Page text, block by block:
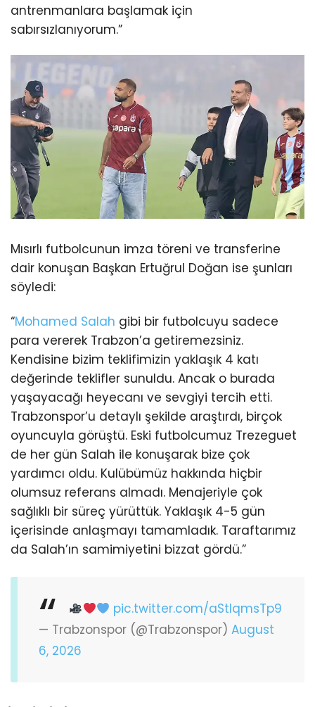
antrenmanlara başlamak için
sabırsızlanıyorum.”
Mısırlı futbolcunun imza töreni ve transferine
dair konuşan Başkan Ertuğrul Doğan ise şunları
söyledi:
“Mohamed Salah gibi bir futbolcuyu sadece
para vererek Trabzon’a getiremezsiniz.
Kendisine bizim teklifimizin yaklaşık 4 katı
değerinde teklifler sunuldu. Ancak o burada
yaşayacağı heyecanı ve sevgiyi tercih etti.
Trabzonspor’u detaylı şekilde araştırdı, birçok
oyuncuyla görüştü. Eski futbolcumuz Trezeguet
de her gün Salah ile konuşarak bize çok
yardımcı oldu. Kulübümüz hakkında hiçbir
olumsuz referans almadı. Menajeriyle çok
sağlıklı bir süreç yürüttük. Yaklaşık 4-5 gün
içerisinde anlaşmayı tamamladık. Taraftarımız
da Salah’ın samimiyetini bizzat gördü.”
pic.twitter.com/aStIqmsTp9
— Trabzonspor (@Trabzonspor) August
6, 2026